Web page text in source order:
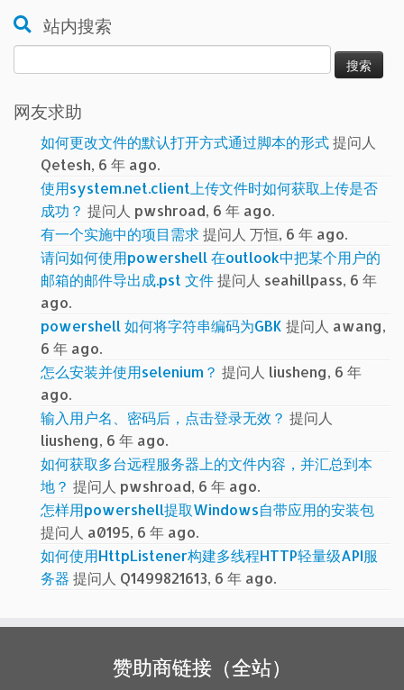
站内搜索
索：
网友求助
如何更改文件的默认打开方式通过脚本的形式提问人
Qetesh, 6 年 ago.
使用system.net.client上传文件时如何获取上传是否
成功？ 提问人 pwshroad, 6 年 ago.
有一个实施中的项目需求提问人 万恒, 6 年 ago.
请问如何使用powershell 在outlook中把某个用户的
邮箱的邮件导出成.pst 文件提问人 seahillpass, 6 年
ago.
powershell 如何将字符串编码为GBK 提问人 awang,
6 年 ago.
怎么安装并使用selenium？ 提问人 liusheng, 6 年
ago.
输入用户名、密码后，点击登录无效？ 提问人
liusheng, 6 年 ago.
如何获取多台远程服务器上的文件内容，并汇总到本
地？ 提问人 pwshroad, 6 年 ago.
怎样用powershell提取Windows自带应用的安装包
提问人 a0195, 6 年 ago.
如何使用HttpListener构建多线程HTTP轻量级API服
务器 提问人 Q1499821613, 6 年 ago.
赞助商链接（全站）